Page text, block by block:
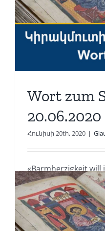
Wort zum
20.06.2020
Հունիսի 20th, 2020 |
«Barmherzigkeit will
Hosea 6,6 Die
Read More